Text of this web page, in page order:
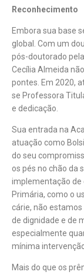
Reconhecimento
Embora sua base
global. Com um
pós-doutorado
Cecília Almeida
pontes. Em 2020,
se Professora
e dedicação.
Sua entrada na
atuação como
do seu
os pés no chão da
implementação de
Primária, como o
cárie, não
de dignidade e de
especialmente
mínima
Mais do que os